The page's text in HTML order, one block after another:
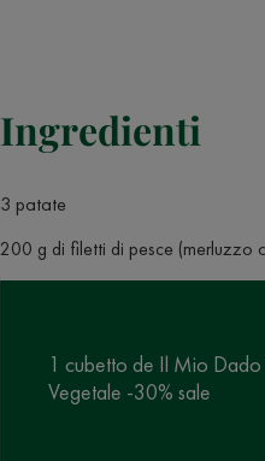
Ingredienti
3 patate
200 g di filetti di pesce (merluzzo
1 cubetto de Il Mio Dado
Vegetale -30% sale